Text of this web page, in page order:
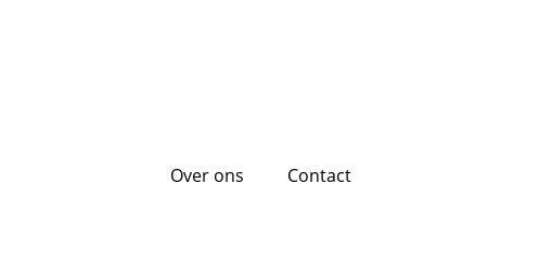
Over ons Contact
lijst? Ontdek uw